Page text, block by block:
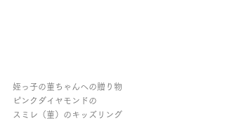
姪っ子の菫ちゃんへの贈り物
ピンクダイヤモンドの
スミレ（菫）のキッズリング